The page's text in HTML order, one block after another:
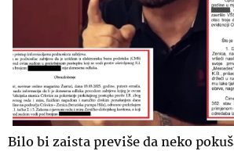
Bilo bi zaista previše da neko